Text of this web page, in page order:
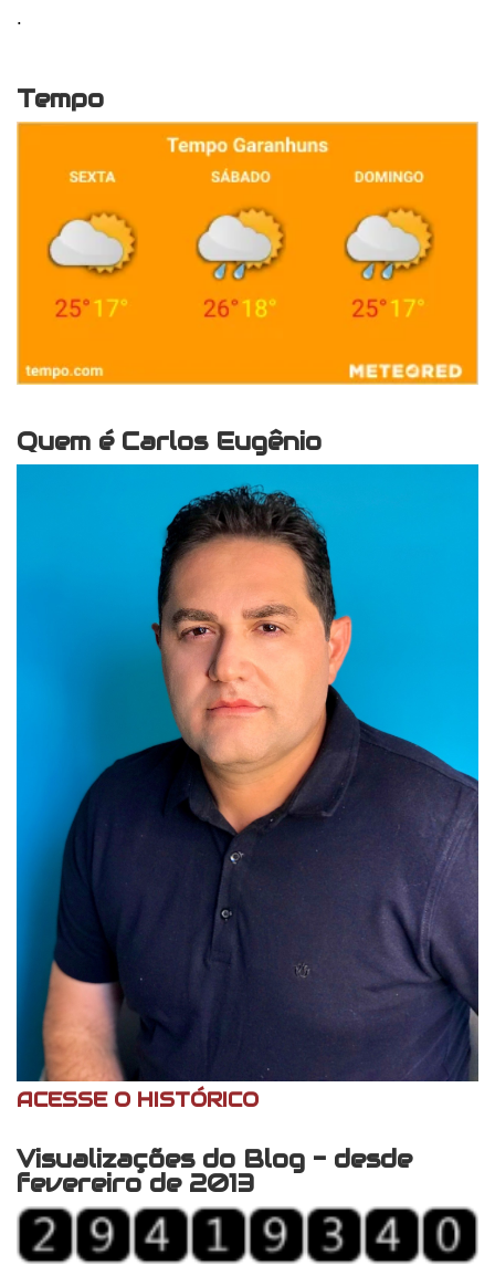
.
Tempo
Quem é Carlos Eugênio
ACESSE O HISTÓRICO
Visualizações do Blog - desde
fevereiro de 2013